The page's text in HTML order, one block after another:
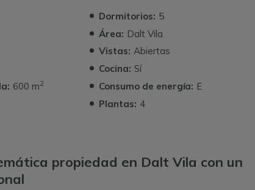
Dormitorios: 5
Área: Dalt Vila
Vistas: Abiertas
Cocina: Sí
600 m2 Consumo de energía: E
Plantas: 4
propiedad en Dalt Vila con un